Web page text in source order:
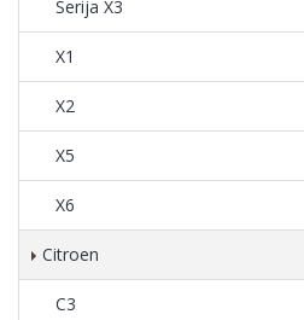
Serija X3
X1
X2
X5
X6
Citroen
C3